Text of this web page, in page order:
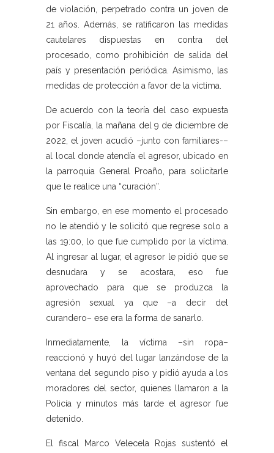
de violación, perpetrado contra un joven de
21 años. Además, se ratificaron las medidas
cautelares dispuestas en contra del
procesado, como prohibición de salida del
país y presentación periódica. Asimismo, las
medidas de protección a favor de la víctima.
De acuerdo con la teoría del caso expuesta
por Fiscalía, la mañana del 9 de diciembre de
2022, el joven acudió –junto con familiares-–
al local donde atendía el agresor, ubicado en
la parroquia General Proaño, para solicitarle
que le realice una “curación”.
Sin embargo, en ese momento el procesado
no le atendió y le solicitó que regrese solo a
las 19:00, lo que fue cumplido por la víctima.
Al ingresar al lugar, el agresor le pidió que se
desnudara y se acostara, eso fue
aprovechado para que se produzca la
agresión sexual ya que –a decir del
curandero– ese era la forma de sanarlo.
Inmediatamente, la víctima –sin ropa–
reaccionó y huyó del lugar lanzándose de la
ventana del segundo piso y pidió ayuda a los
moradores del sector, quienes llamaron a la
Policía y minutos más tarde el agresor fue
detenido.
El fiscal Marco Velecela Rojas sustentó el